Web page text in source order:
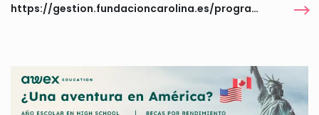
https://gestion.fundacioncarolina.es/programas/6521